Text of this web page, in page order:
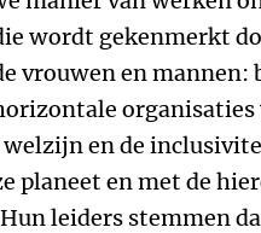
wordt gekenmerkt
vrouwen en mannen:
organisaties
en de
planeet en met de
leiders stemmen